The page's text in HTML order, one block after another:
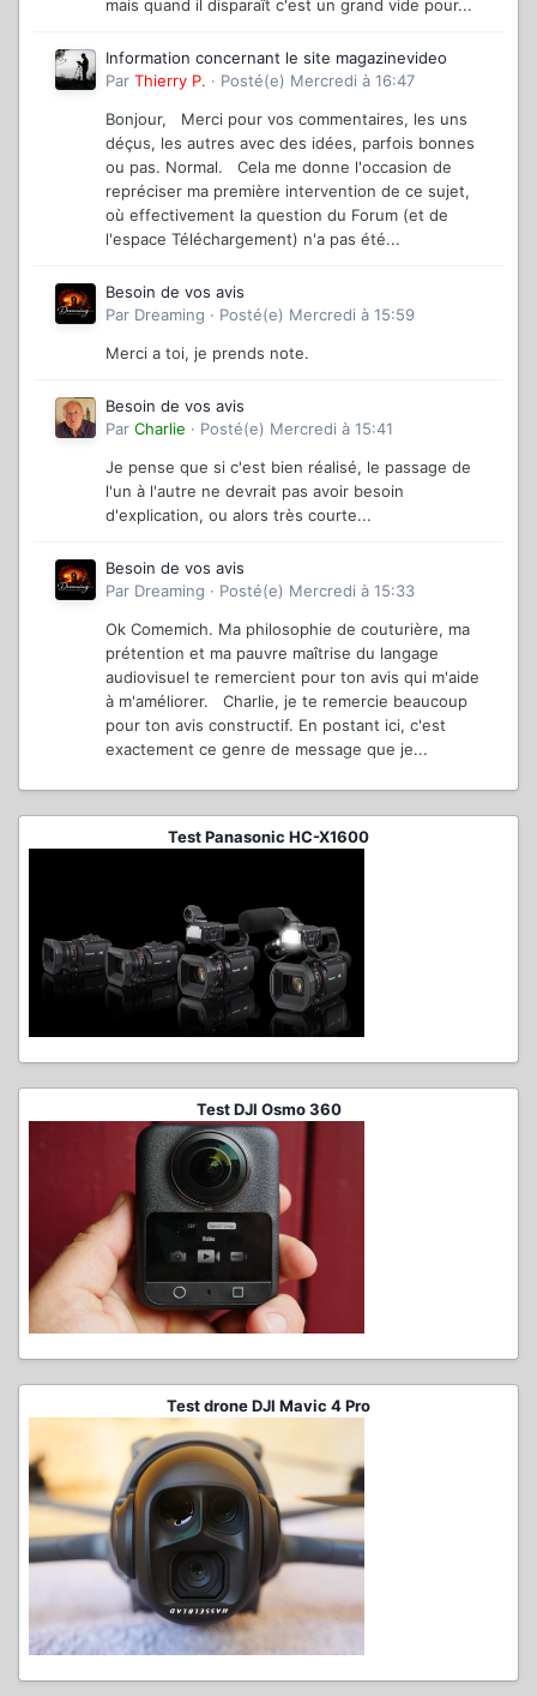
mais quand il disparaît c'est un grand vide pour...
Information concernant le site magazinevideo
Par Thierry P. · Posté(e) Mercredi à 16:47
Bonjour, Merci pour vos commentaires, les uns
déçus, les autres avec des idées, parfois bonnes
ou pas. Normal. Cela me donne l'occasion de
repréciser ma première intervention de ce sujet,
où effectivement la question du Forum (et de
l'espace Téléchargement) n'a pas été...
Besoin de vos avis
Par Dreaming · Posté(e) Mercredi à 15:59
Merci a toi, je prends note.
Besoin de vos avis
Par Charlie · Posté(e) Mercredi à 15:41
Je pense que si c'est bien réalisé, le passage de
l'un à l'autre ne devrait pas avoir besoin
d'explication, ou alors très courte...
Besoin de vos avis
Par Dreaming · Posté(e) Mercredi à 15:33
Ok Comemich. Ma philosophie de couturière, ma
prétention et ma pauvre maîtrise du langage
audiovisuel te remercient pour ton avis qui m'aide
à m'améliorer. Charlie, je te remercie beaucoup
pour ton avis constructif. En postant ici, c'est
exactement ce genre de message que je...
Test Panasonic HC-X1600
Test DJI Osmo 360
Test drone DJI Mavic 4 Pro